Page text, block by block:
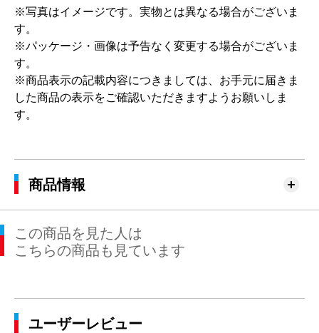
※写真はイメージです。実物とは異なる場合がございま
す。
※パッケージ・画像は予告なく変更する場合がございま
す。
※商品表示の記載内容につきましては、お手元に届きま
した商品の表示をご確認いただきますようお願いしま
す。
商品情報
この商品を見た人は
こちらの商品も見ています
ユーザーレビュー